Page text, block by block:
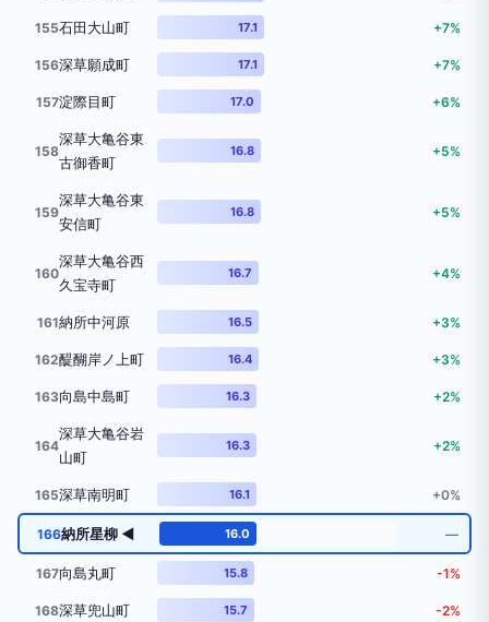
155石田大山町 17.1 +7%
156深草願成町 17.1 +7%
157淀際目町 17.0 +6%
158
深草大亀谷東
古御香町
16.8 +5%
159
深草大亀谷東
安信町
16.8 +5%
160
深草大亀谷西
久宝寺町
16.7 +4%
161納所中河原 16.5 +3%
162醍醐岸ノ上町 16.4 +3%
163向島中島町 16.3 +2%
164
深草大亀谷岩
山町
16.3 +2%
165深草南明町 16.1 +0%
166納所星柳 ◀ 16.0 ―
167向島丸町 15.8 -1%
168深草兜山町 15.7 -2%